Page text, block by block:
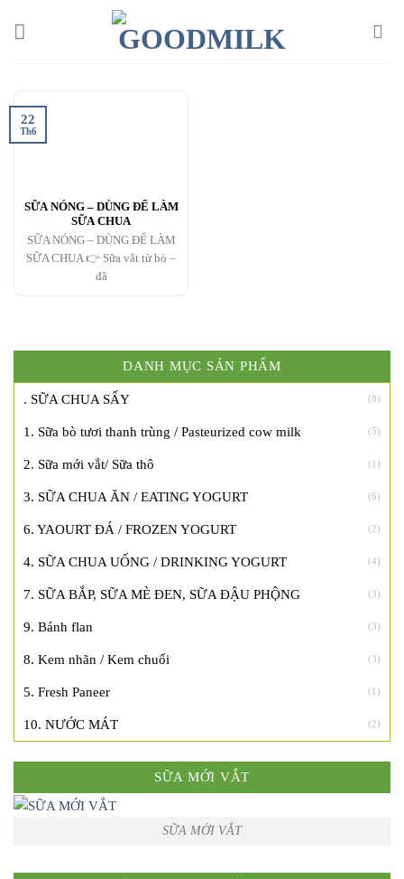
SỮA NÓNG – DÙNG ĐỂ LÀM
SỮA CHUA
SỮA NÓNG – DÙNG ĐỂ LÀM
SỮA CHUA 👉 Sữa vắt từ bò –
đã
22
Th6
DANH MỤC SẢN PHẨM
. SỮA CHUA SẤY (8)
1. Sữa bò tươi thanh trùng / Pasteurized cow milk (5)
2. Sữa mới vắt/ Sữa thô (1)
3. SỮA CHUA ĂN / EATING YOGURT (6)
6. YAOURT ĐÁ / FROZEN YOGURT (2)
4. SỮA CHUA UỐNG / DRINKING YOGURT (4)
7. SỮA BẮP, SỮA MÈ ĐEN, SỮA ĐẬU PHỘNG (3)
9. Bánh flan (3)
8. Kem nhãn / Kem chuối (3)
5. Fresh Paneer (1)
10. NƯỚC MÁT (2)
SỮA MỚI VẮT
SỮA MỚI VẮT